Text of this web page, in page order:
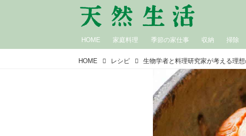
HOME 家庭料理 季節の家仕事 収納 掃除
HOME レシピ